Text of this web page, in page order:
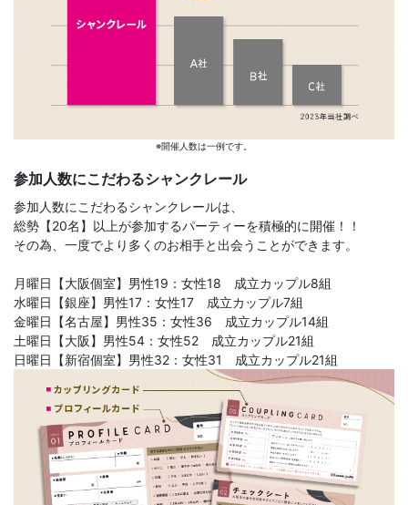
※開催人数は一例です。
参加人数にこだわるシャンクレール
参加人数にこだわるシャンクレールは、
総勢【20名】以上が参加するパーティーを積極的に開催！！
その為、一度でより多くのお相手と出会うことができます。
月曜日【大阪個室】男性19：女性18 成立カップル8組
水曜日【銀座】男性17：女性17 成立カップル7組
金曜日【名古屋】男性35：女性36 成立カップル14組
土曜日【大阪】男性54：女性52 成立カップル21組
日曜日【新宿個室】男性32：女性31 成立カップル21組